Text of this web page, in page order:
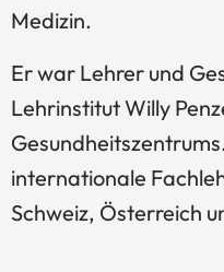
Medizin.
Er war Lehrer und
Lehrinstitut Willy
internationale
Schweiz, Österreich